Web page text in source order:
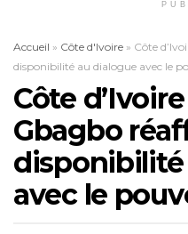
Accueil » Côte d'Ivoire » Côte
disponibilité au dialogue avec le
Côte
Gbagbo
disponibilité
avec le